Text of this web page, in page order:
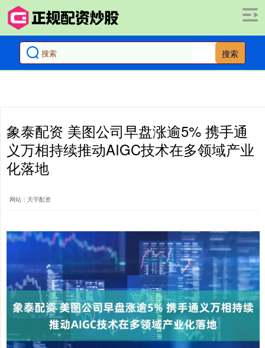
搜索
象泰配资 美图公司早盘涨逾5% 携手通
义万相持续推动AIGC技术在多领域产业
化落地
网站：天宇配资